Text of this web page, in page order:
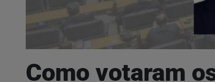
Como votaram